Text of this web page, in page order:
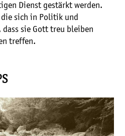
Dienst gestärkt werden.
sich in Politik und
sie Gott treu bleiben
treffen.